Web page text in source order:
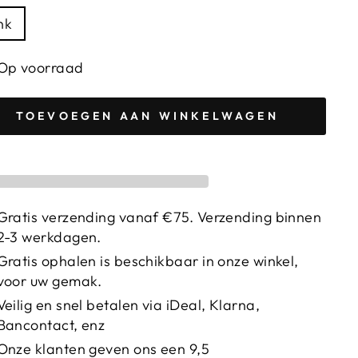
voorraad
TOEVOEGEN AAN WINKELWAGEN
verzending vanaf €75. Verzending binnen
3 werkdagen.
ophalen is beschikbaar in onze winkel,
uw gemak.
en snel betalen via iDeal, Klarna,
enz
klanten geven ons een 9,5